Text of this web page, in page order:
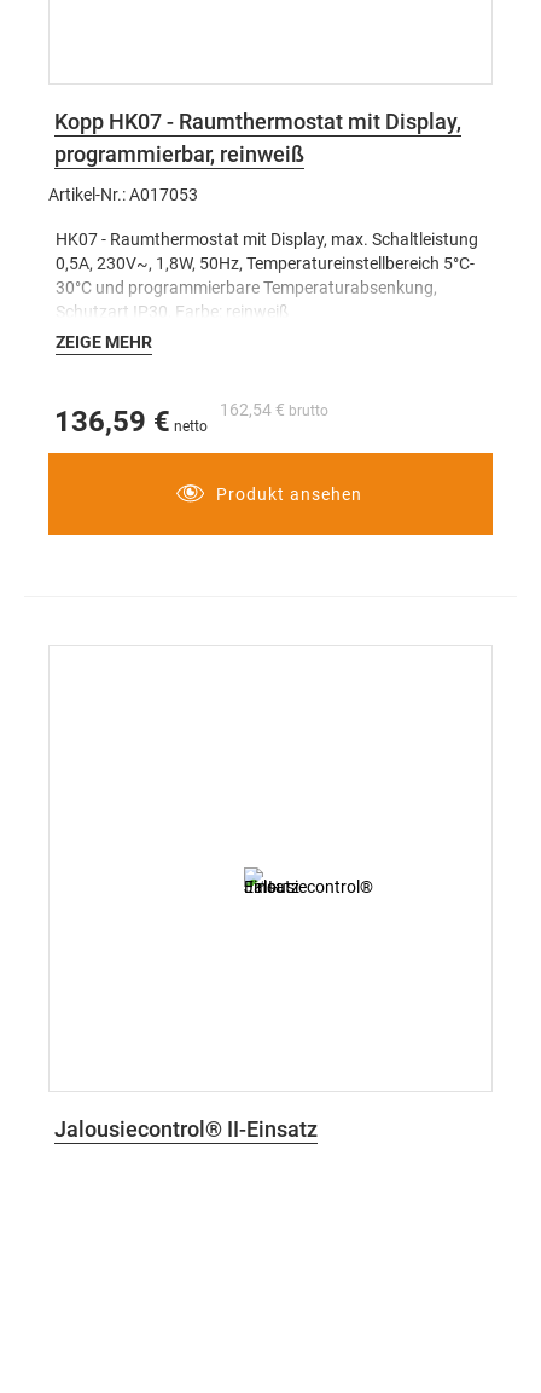
Kopp HK07 - Raumthermostat mit Display,
programmierbar, reinweiß
Artikel-Nr.: A017053
HK07 - Raumthermostat mit Display, max. Schaltleistung
0,5A, 230V~, 1,8W, 50Hz, Temperatureinstellbereich 5°C-
30°C und programmierbare Temperaturabsenkung,
Schutzart IP30, Farbe: reinweiß
ZEIGE MEHR
162,54 €
136,59 €
Produkt ansehen
Jalousiecontrol® II-Einsatz